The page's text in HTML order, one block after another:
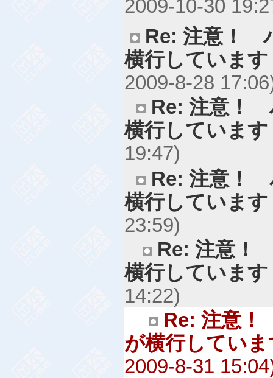
2009-10-30
Re: 注意！
横行しています
2009-8-28
Re: 注意！
横行しています
19:47)
Re: 注意！
横行しています
23:59)
Re: 注意！
横行しています
14:22)
Re: 注意
が横行していま
2009-8-31